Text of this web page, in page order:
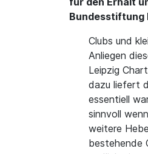
Bundesstiftung
Clubs und
Anliegen
Leipzig
dazu liefert
essentiell
sinnvoll
weitere
bestehende